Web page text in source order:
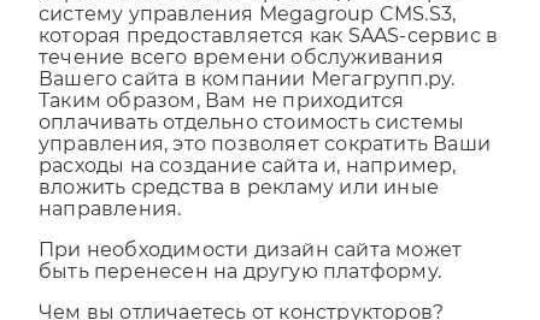
Управление сайтом производится через
систему управления Megagroup CMS.S3,
которая предоставляется как SAAS-сервис в
течение всего времени обслуживания
Вашего сайта в компании Мегагрупп.ру.
Таким образом, Вам не приходится
оплачивать отдельно стоимость системы
управления, это позволяет сократить Ваши
расходы на создание сайта и, например,
вложить средства в рекламу или иные
При необходимости дизайн сайта может